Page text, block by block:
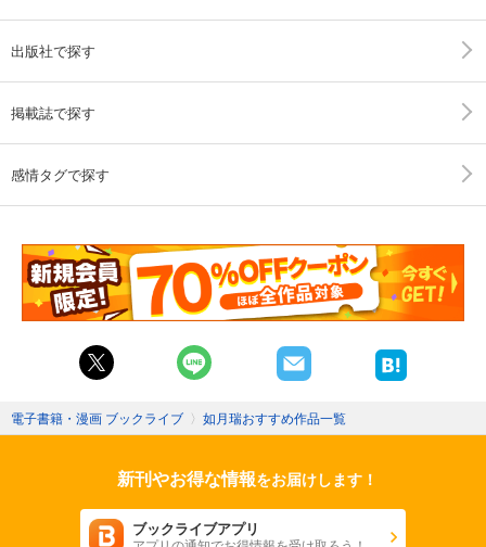
出版社で探す
掲載誌で探す
感情タグで探す
電子書籍・漫画 ブックライブ 〉 如月瑞おすすめ作品一覧
新刊やお得な情報をお届けします！
ブックライブアプリ